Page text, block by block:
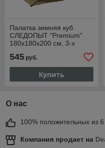
Палатка зимняя куб
СЛЕДОПЫТ "Premium"
180х180х200 см, 3-х
белый/олива
545 руб.
Купить
О нас
100% положительных из 6
Компания продает на